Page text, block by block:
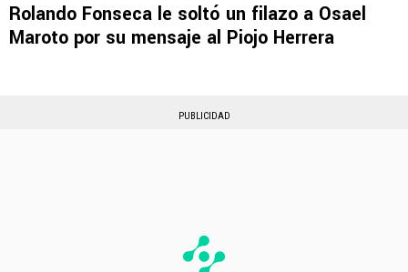
Rolando Fonseca le soltó un filazo a Osael
Maroto por su mensaje al Piojo Herrera
PUBLICIDAD